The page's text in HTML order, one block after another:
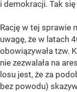
i demokracji. Tak
Rację w tej sprawie
uwagę, że w latach
obowiązywała tzw.
nie zezwalała na
losu jest, że za
bez powodu)